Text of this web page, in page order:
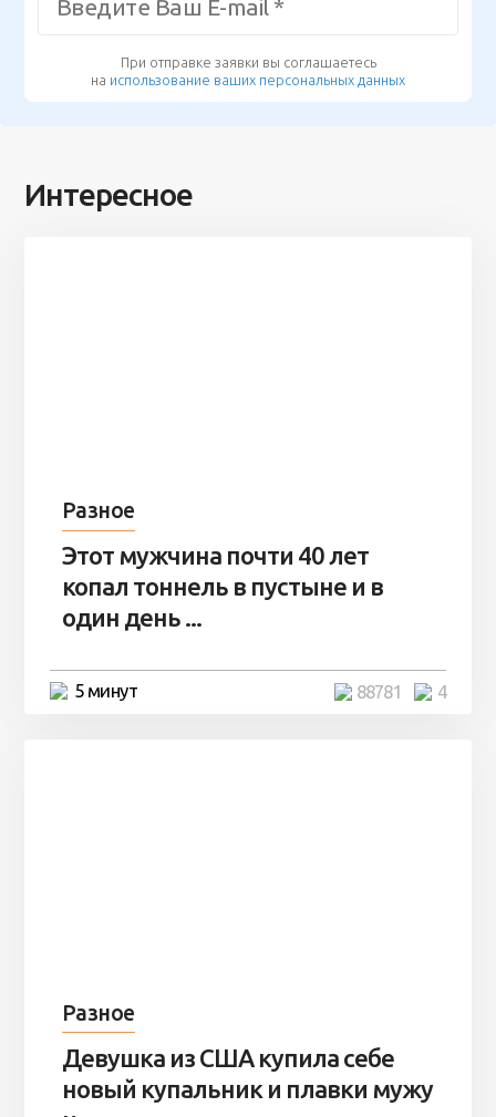
При отправке заявки вы соглашаетесь
на использование ваших персональных данных
Интересное
Разное
Этот мужчина почти 40 лет
копал тоннель в пустыне и в
один день ...
5 минут 4
88781
Разное
Девушка из США купила себе
новый купальник и плавки мужу